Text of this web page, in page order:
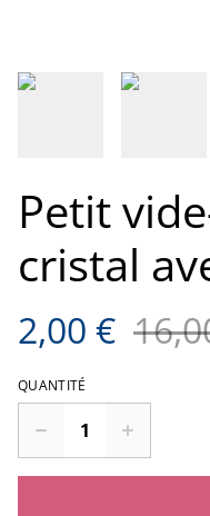
Petit
cristal
2,00 €
QUANTITÉ